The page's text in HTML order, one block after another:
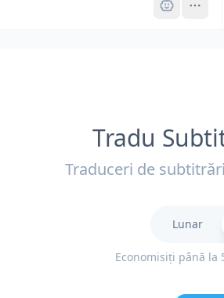
Tradu
Traduceri de
Lunar
Economisiți până la